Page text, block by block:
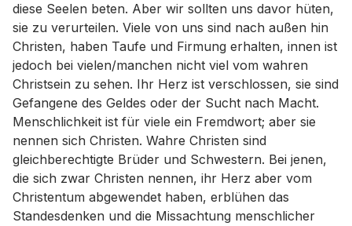
diese Seelen beten. Aber wir sollten uns davor hüten,
sie zu verurteilen. Viele von uns sind nach außen hin
Christen, haben Taufe und Firmung erhalten, innen ist
jedoch bei vielen/manchen nicht viel vom wahren
Christsein zu sehen. Ihr Herz ist verschlossen, sie sind
Gefangene des Geldes oder der Sucht nach Macht.
Menschlichkeit ist für viele ein Fremdwort; aber sie
nennen sich Christen. Wahre Christen sind
gleichberechtigte Brüder und Schwestern. Bei jenen,
die sich zwar Christen nennen, ihr Herz aber vom
Christentum abgewendet haben, erblühen das
Standesdenken und die Missachtung menschlicher